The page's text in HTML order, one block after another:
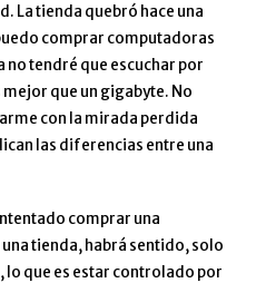
La tienda quebró hace una
comprar computadoras
no tendré que escuchar por
mejor que un gigabyte. No
con la mirada perdida
las diferencias entre una
comprar una
tienda, habrá sentido, solo
lo que es estar controlado por